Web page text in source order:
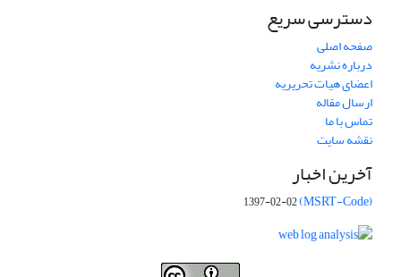
دسترسی سریع
صفحه اصلی
درباره نشریه
اعضای هیات تحریریه
ارسال مقاله
تماس با ما
نقشه سایت
آخرین اخبار
(MSRT-Code)
1397-02-02